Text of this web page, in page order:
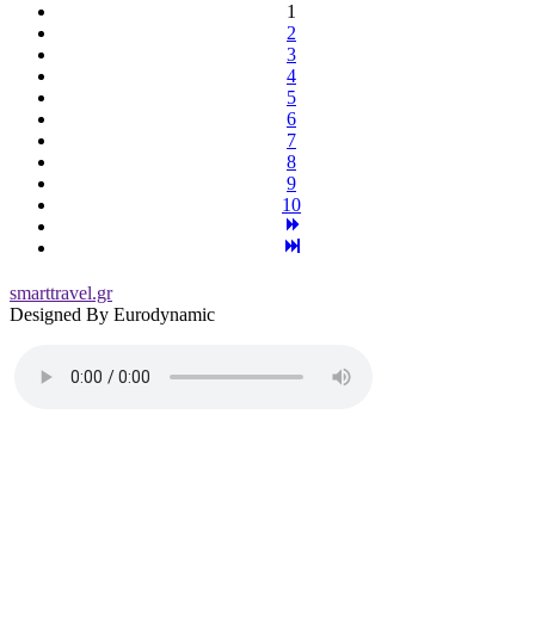
1
2
3
4
5
6
7
8
9
10
smarttravel.gr
Designed By Eurodynamic